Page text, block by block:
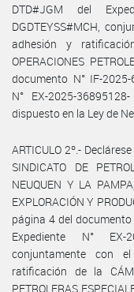
DTD#JGM del
DGDTEYSS#MCH,
adhesión y
OPERACIONES
documento N° IF-
N° EX-2025-
dispuesto en la Ley de
ARTICULO 2º.-
SINDICATO DE
NEUQUEN Y LA
EXPLORACIÓN Y
página 4 del documento
Expediente N° EX-
conjuntamente con
ratificación de la
PETROLERAS